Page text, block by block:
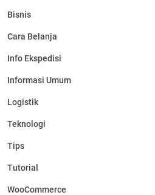
Bisnis
Cara Belanja
Info Ekspedisi
Informasi Umum
Logistik
Teknologi
Tips
Tutorial
WooCommerce